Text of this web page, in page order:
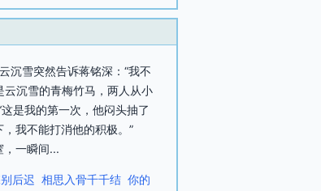
沉雪突然告诉蒋铭深：“我不
云沉雪的青梅竹马，两人从小
是我的第一次，他闷头抽了
我不能打消他的积极。”
一瞬间...
后迟 相思入骨千千结 你的